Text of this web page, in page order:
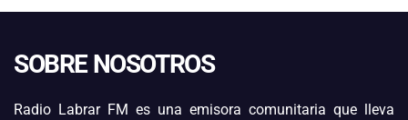
SOBRE NOSOTROS
Radio Labrar FM es una emisora comunitaria que lleva